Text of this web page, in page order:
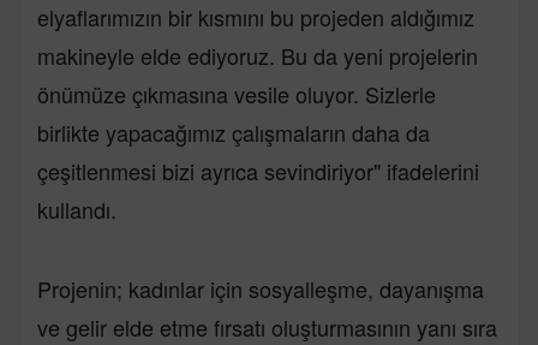
elyaflarımızın bir kısmını bu projeden aldığımız
makineyle elde ediyoruz. Bu da yeni projelerin
önümüze çıkmasına vesile oluyor. Sizlerle
birlikte yapacağımız çalışmaların daha da
çeşitlenmesi bizi ayrıca sevindiriyor" ifadelerini
kullandı.
Projenin; kadınlar için sosyalleşme, dayanışma
ve gelir elde etme fırsatı oluşturmasının yanı sıra